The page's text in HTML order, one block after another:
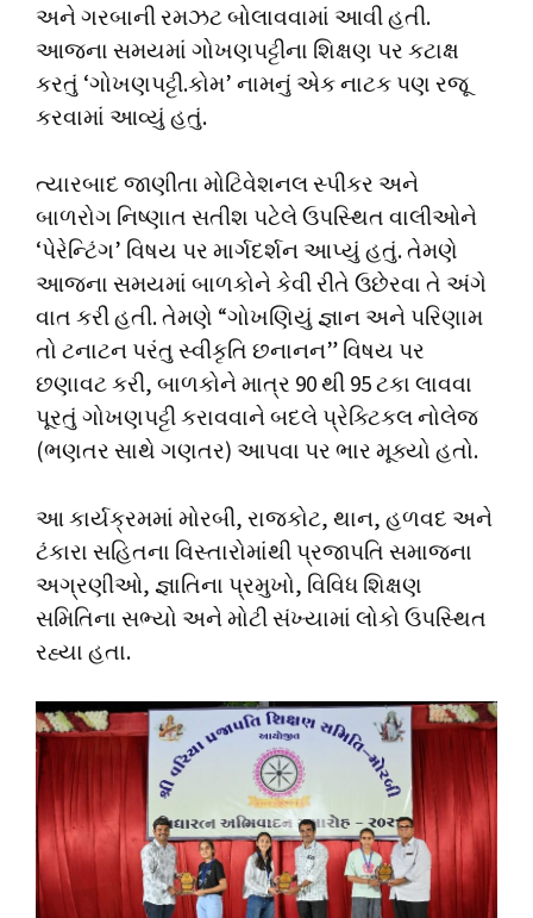
અને ગરબાની રમઝટ બોલાવવામાં આવી હતી.
આજના સમયમાં ગોખણપટ્ટીના શિક્ષણ પર કટાક્ષ
કરતું ‘ગોખણપટ્ટી.કોમ’ નામનું એક નાટક પણ રજૂ
કરવામાં આવ્યું હતું.
ત્યારબાદ જાણીતા મોટિવેશનલ સ્પીકર અને
બાળરોગ નિષ્ણાત સતીશ પટેલે ઉપસ્થિત વાલીઓને
‘પેરેન્ટિંગ’ વિષય પર માર્ગદર્શન આપ્યું હતું. તેમણે
આજના સમયમાં બાળકોને કેવી રીતે ઉછેરવા તે અંગે
વાત કરી હતી. તેમણે “ગોખણિયું જ્ઞાન અને પરિણામ
તો ટનાટન પરંતુ સ્વીકૃતિ છનાનન” વિષય પર
છણાવટ કરી, બાળકોને માત્ર 90 થી 95 ટકા લાવવા
પૂરતું ગોખણપટ્ટી કરાવવાને બદલે પ્રેક્ટિકલ નોલેજ
(ભણતર સાથે ગણતર) આપવા પર ભાર મૂક્યો હતો.
આ કાર્યક્રમમાં મોરબી, રાજકોટ, થાન, હળવદ અને
ટંકારા સહિતના વિસ્તારોમાંથી પ્રજાપતિ સમાજના
અગ્રણીઓ, જ્ઞાતિના પ્રમુખો, વિવિધ શિક્ષણ
સમિતિના સભ્યો અને મોટી સંખ્યામાં લોકો ઉપસ્થિત
રહ્યા હતા.